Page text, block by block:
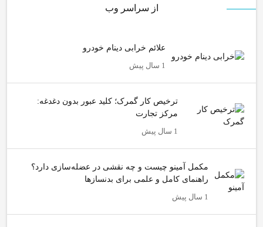
از سراسر وب
علائم خرابی دینام خودرو
1 سال پیش
ترخیص کار گمرک؛ کلید عبور بدون دغدغه:
مرکز تجارت
1 سال پیش
مکمل آمینو چیست و چه نقشی در عضله‌سازی دارد؟
راهنمای کامل و علمی برای بدنسازها
1 سال پیش